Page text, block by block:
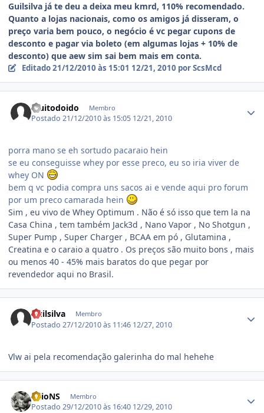
Guilsilva já te deu a deixa meu kmrd, 110% recomendado.
Quanto a lojas nacionais, como os amigos já disseram, o
preço varia bem pouco, o negócio é vc pegar cupons de
desconto e pagar via boleto (em algumas lojas + 10% de
desconto) que aew sim sai bem mais em conta.
Editado21/12/2010 às 15:01 12/21, 2010 por ScsMcd
Muitodoido Membro
Postado21/12/2010 às 15:05 12/21, 2010
porra mano se eh sortudo pacaraio hein
se eu conseguisse whey por esse preco, eu so iria viver de
whey ON
bem q vc podia compra uns sacos ai e vende aqui pro forum
por um preco camarada hein
Sim , eu vivo de Whey Optimum . Não é só isso que tem la na
Casa China , tem também Jack3d , Nano Vapor , No Shotgun ,
Super Pump , Super Charger , BCAA em pó , Glutamina ,
Creatina e o caraio a quatro . Os preços são muito bons , mais
ou menos 40 - 45% mais baratos do que pegar por
revendedor aqui no Brasil.
Guilsilva Membro
Postado27/12/2010 às 11:46 12/27, 2010
Vlw ai pela recomendação galerinha do mal hehehe
KaioNS Membro
Postado29/12/2010 às 16:40 12/29, 2010